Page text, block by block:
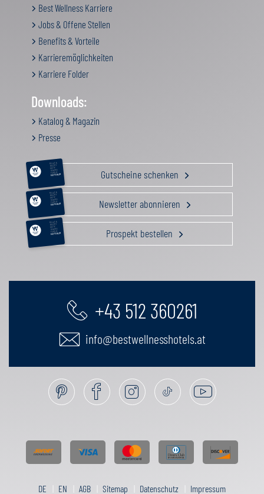
Best Wellness Karriere
Jobs & Offene Stellen
Benefits & Vorteile
Karrieremöglichkeiten
Karriere Folder
Downloads:
Katalog & Magazin
Presse
RELAX &
BEAUTY
AKTIV
GENUSS
FAMILIE
GUTSCHEIN Gutscheine schenken
RELAX &
BEAUTY
AKTIV
GENUSS
FAMILIE
GUTSCHEIN Newsletter abonnieren
RELAX &
BEAUTY
AKTIV
GENUSS
FAMILIE
GUTSCHEIN Prospekt bestellen
+43 512 360261
info@bestwellnesshotels.at
DE EN AGB Sitemap Datenschutz Impressum